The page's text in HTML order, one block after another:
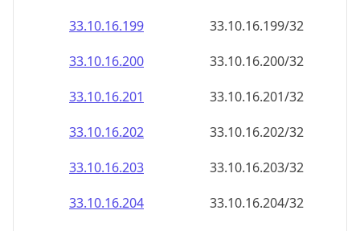
33.10.16.208
33.10.16.208/32
33.10.16.209
33.10.16.209/32
33.10.16.210
33.10.16.210/32
33.10.16.211
33.10.16.211/32
33.10.16.212
33.10.16.212/32
33.10.16.213
33.10.16.213/32